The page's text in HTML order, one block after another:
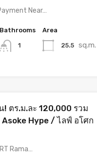
Near…
Bathrooms
1
Area
25.5 sq.m.
ตร.ม.ละ 120,000 รวม
Hype / ไลฟ์ อโศก
Rama…